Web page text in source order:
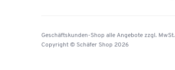
Geschäftskunden-Shop alle Angebote zzgl. MwSt.
Copyright © Schäfer Shop 2026